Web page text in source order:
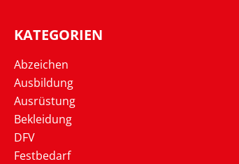
KATEGORIEN
Abzeichen
Ausbildung
Ausrüstung
Bekleidung
DFV
Festbedarf